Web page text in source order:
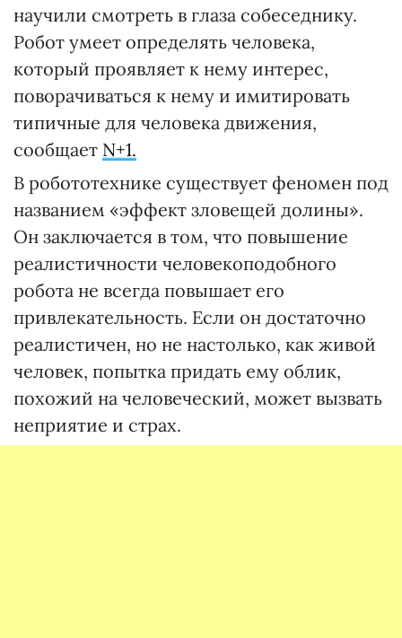
научили смотреть в глаза собеседнику.
Робот умеет определять человека,
который проявляет к нему интерес,
поворачиваться к нему и имитировать
типичные для человека движения,
сообщает N+1.
В робототехнике существует феномен под
названием «эффект зловещей долины».
Он заключается в том, что повышение
реалистичности человекоподобного
робота не всегда повышает его
привлекательность. Если он достаточно
реалистичен, но не настолько, как живой
человек, попытка придать ему облик,
похожий на человеческий, может вызвать
неприятие и страх.